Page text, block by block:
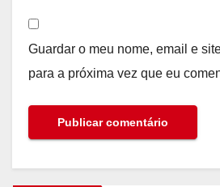
Guardar o meu nome, email e
para a próxima vez que eu